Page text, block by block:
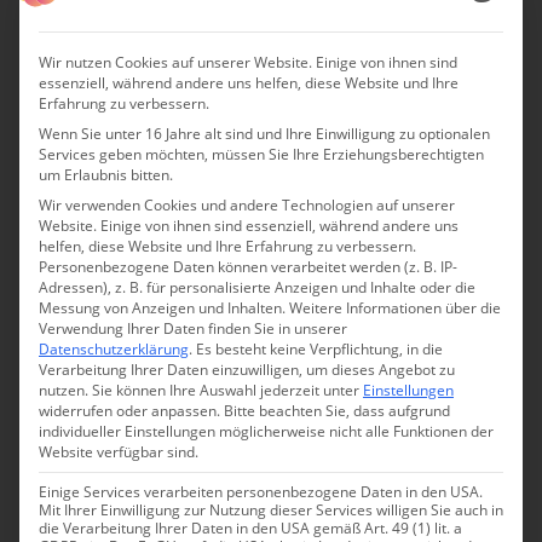
Suiten, Zimmer und Apartments im
Boutiquehotel Sonus Alpis
Zwei Suiten, 16 Apartments und sechs Doppelzimmer
stehen zur Auswahl, alle sind Erwachsenen über 16
Jahren vorbehalten. Das Interieur ist dafür gemacht, um
den Geist zu entspannen und die Sinne nicht zu
überlasten.
Sanfte Naturfarben, Böden aus Eiche und Möbel aus
massivem Eichenholz schenken ein Gefühl der
Bodenständigkeit. Trotzdem bleibt der Gesamteindruck
leicht und unbeschwert.
Wir nutzen Cookies auf unserer Website. Einige von ihnen sind
essenziell, während andere uns helfen, diese Website und Ihre
Erfahrung zu verbessern.
Wenn Sie unter 16 Jahre alt sind und Ihre Einwilligung zu optionalen
Services geben möchten, müssen Sie Ihre Erziehungsberechtigten
um Erlaubnis bitten.
Wir verwenden Cookies und andere Technologien auf unserer
Website. Einige von ihnen sind essenziell, während andere uns
helfen, diese Website und Ihre Erfahrung zu verbessern.
Personenbezogene Daten können verarbeitet werden (z. B. IP-
Adressen), z. B. für personalisierte Anzeigen und Inhalte oder die
Messung von Anzeigen und Inhalten.Weitere Informationen über die
Verwendung Ihrer Daten finden Sie in unserer
Datenschutzerklärung. Es besteht keine Verpflichtung, in die
Verarbeitung Ihrer Daten einzuwilligen, um dieses Angebot zu
nutzen.Sie können Ihre Auswahl jederzeit unter Einstellungen
widerrufen oder anpassen. Bitte beachten Sie, dass aufgrund
individueller Einstellungen möglicherweise nicht alle Funktionen der
Website verfügbar sind.
Einige Services verarbeiten personenbezogene Daten in den USA.
Mit Ihrer Einwilligung zur Nutzung dieser Services willigen Sie auch in
die Verarbeitung Ihrer Daten in den USA gemäß Art. 49 (1) lit. a